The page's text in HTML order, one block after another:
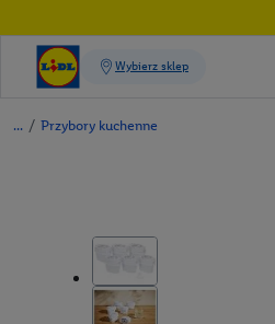
/ Przybory kuchenne